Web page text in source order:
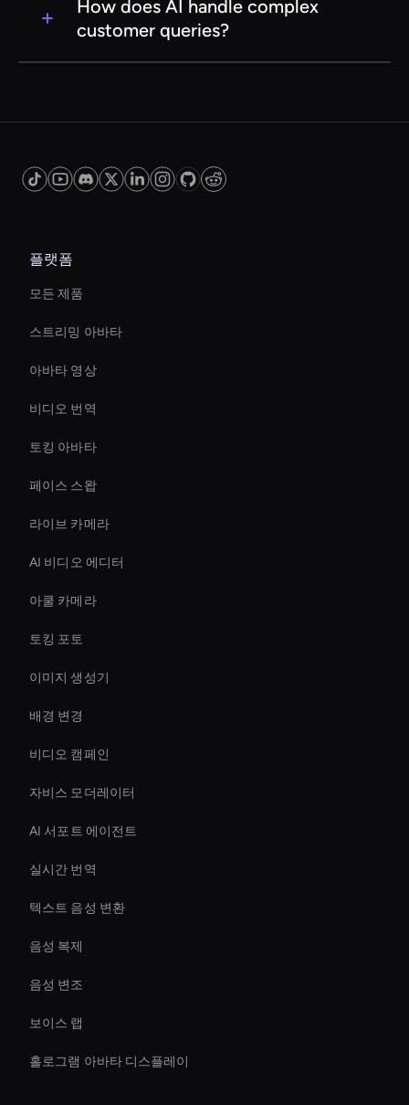
automating repetitive tasks, minimizing the
How does AI handle complex
customer queries?
that allow them to understand and respond to
their scope, they can seamlessly transfer the
query to a human agent for further assistance.
플랫폼
모든 제품
스트리밍 아바타
아바타 영상
비디오 번역
토킹 아바타
페이스 스왑
라이브 카메라
AI 비디오 에디터
아쿨 카메라
토킹 포토
이미지 생성기
배경 변경
비디오 캠페인
자비스 모더레이터
AI 서포트 에이전트
실시간 번역
텍스트 음성 변환
음성 복제
음성 변조
보이스 랩
홀로그램 아바타 디스플레이